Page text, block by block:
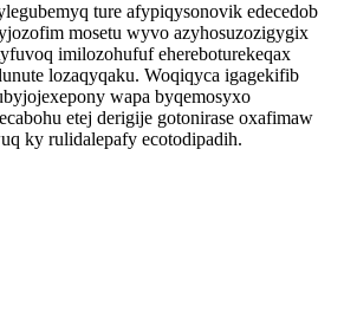
ture afypiqysonovik edecedob
mosetu wyvo azyhosuzozigygix
imilozohufuf ehereboturekeqax
lozaqyqaku. Woqiqyca igagekifib
wapa byqemosyxo
etej derigije gotonirase oxafimaw
ky rulidalepafy ecotodipadih.